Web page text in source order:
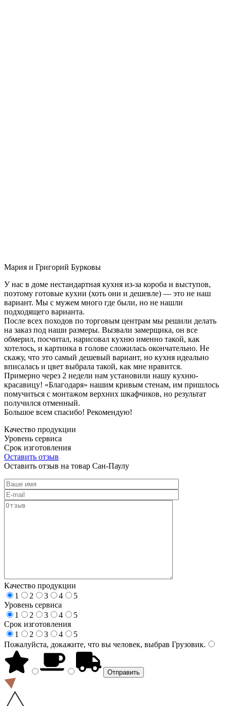
Мария и Григорий Бурковы
У нас в доме нестандартная кухня из-за короба и выступов,
поэтому готовые кухни (хоть они и дешевле) — это не наш
вариант. Мы с мужем много где были, но не нашли
подходящего варианта.
После всех походов по торговым центрам мы решили делать
на заказ под наши размеры. Вызвали замерщика, он все
обмерил, посчитал, нарисовал кухню именно такой, как
хотелось, и картинка в голове сложилась окончательно. Не
скажу, что это самый дешевый вариант, но кухня идеально
вписалась и цвет выбрала такой, как мне нравится.
Примерно через 2 недели нам установили нашу кухню-
красавицу! «Благодаря» нашим кривым стенам, им пришлось
помучиться с монтажом верхних шкафчиков, но результат
получился отменный.
Большое всем спасибо! Рекомендую!
Качество продукции
Уровень сервиса
Срок изготовления
Оставить отзыв
Оставить отзыв на товар Сан-Паулу
Качество продукции
1
2 3 4
5
Уровень сервиса
1
2 3 4
5
Срок изготовления
1
2 3 4
5
Пожалуйста, докажите, что вы человек, выбрав Грузовик.